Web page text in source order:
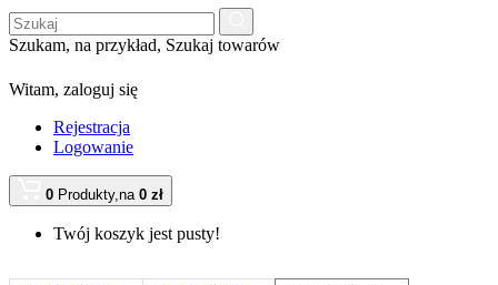
Szukam, na przykład, Szukaj towarów
Witam, zaloguj się
Rejestracja
Logowanie
0 Produkty,na 0 zł
Twój koszyk jest pusty!